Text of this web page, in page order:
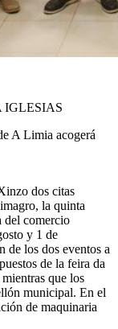
IGLESIAS
A Limia acogerá
dos citas
la quinta
del comercio
y 1 de
de los dos eventos a
de la feira da
que los
municipal. En el
de maquinaria